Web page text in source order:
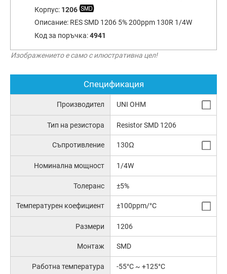
Корпус: 1206
Описание: RES SMD 1206 5% 200ppm 130R 1/4W
Код за поръчка:4941
Изображението е само с илюстративна цел!
Спецификация
Производител UNI OHM
Тип на резистора Resistor SMD 1206
Съпротивление 130Ω
Номинална мощност 1/4W
Толеранс ±5%
Температурен коефициент ±100ppm/°C
Размери 1206
Монтаж SMD
Работна температура -55°C ~ +125°C